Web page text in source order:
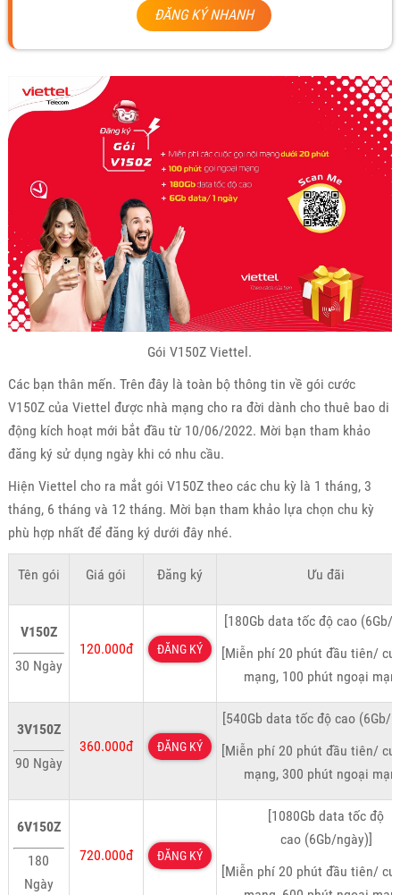
ĐĂNG KÝ NHANH
Gói V150Z Viettel.
Các bạn thân mến. Trên đây là toàn bộ thông tin về gói cước
V150Z của Viettel được nhà mạng cho ra đời dành cho thuê bao di
động kích hoạt mới bắt đầu từ 10/06/2022. Mời bạn tham khảo
đăng ký sử dụng ngày khi có nhu cầu.
Hiện Viettel cho ra mắt gói V150Z theo các chu kỳ là 1 tháng, 3
tháng, 6 tháng và 12 tháng. Mời bạn tham khảo lựa chọn chu kỳ
phù hợp nhất để đăng ký dưới đây nhé.
Tên gói Giá gói Đăng ký Ưu đãi
V150Z
30 Ngày
120.000đ ĐĂNG KÝ
[180Gb data tốc độ cao (6Gb/
[Miễn phí 20 phút đầu tiên/
mạng, 100 phút ngoại
3V150Z
90 Ngày
360.000đ ĐĂNG KÝ
[540Gb data tốc độ cao (6Gb/
[Miễn phí 20 phút đầu tiên/
mạng, 300 phút ngoại
6V150Z
180
Ngày
720.000đ ĐĂNG KÝ
[1080Gb data tốc độ
cao (6Gb/ngày)]
[Miễn phí 20 phút đầu tiên/